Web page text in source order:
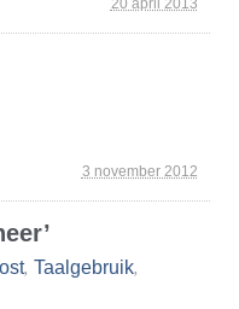
20 april 2013
3 november 2012
, Taalgebruik,